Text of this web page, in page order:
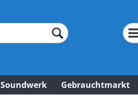
Soundwerk Gebrauchtmarkt